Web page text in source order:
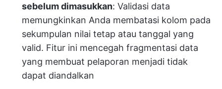
sebelum dimasukkan: Validasi data
memungkinkan Anda membatasi kolom pada
sekumpulan nilai tetap atau tanggal yang
valid. Fitur ini mencegah fragmentasi data
yang membuat pelaporan menjadi tidak
dapat diandalkan